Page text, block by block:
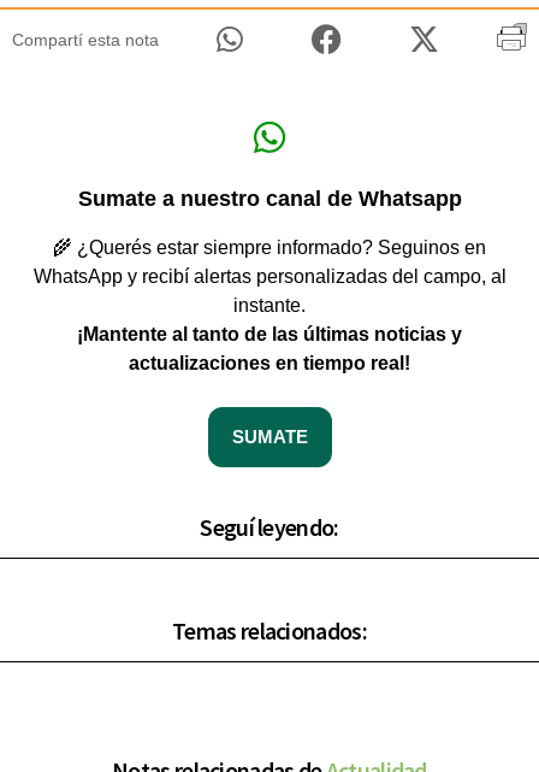
Compartí esta nota
Sumate a nuestro canal de Whatsapp
🌾 ¿Querés estar siempre informado? Seguinos en
WhatsApp y recibí alertas personalizadas del campo, al
instante.
¡Mantente al tanto de las últimas noticias y
actualizaciones en tiempo real!
SUMATE
Seguí leyendo:
Temas relacionados: